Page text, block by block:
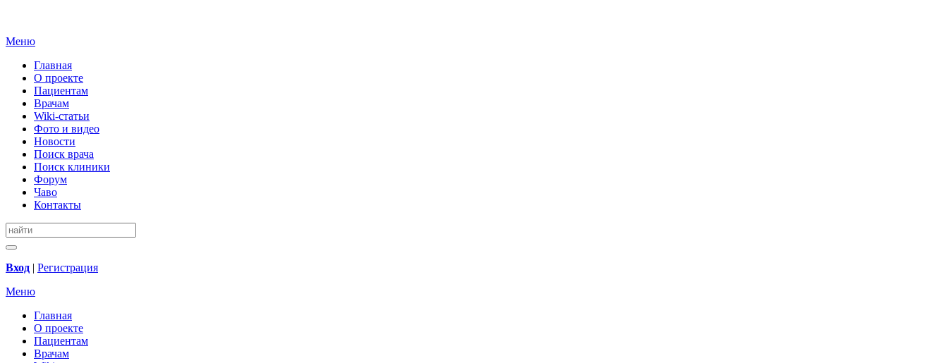
Меню
Главная
О проекте
Пациентам
Врачам
Wiki-статьи
Фото и видео
Новости
Поиск врача
Поиск клиники
Форум
Чаво
Контакты
Вход | Регистрация
Меню
Главная
О проекте
Пациентам
Врачам